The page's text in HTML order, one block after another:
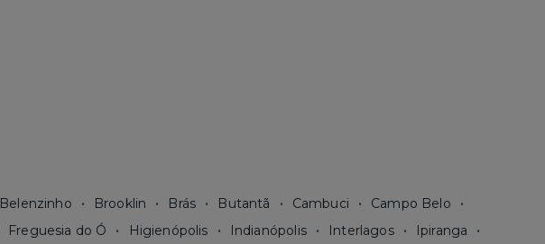
Belenzinho Brooklin Brás Butantã Cambuci
Campo Belo
Freguesia do Ó Higienópolis Indianópolis Interlagos
Ipiranga